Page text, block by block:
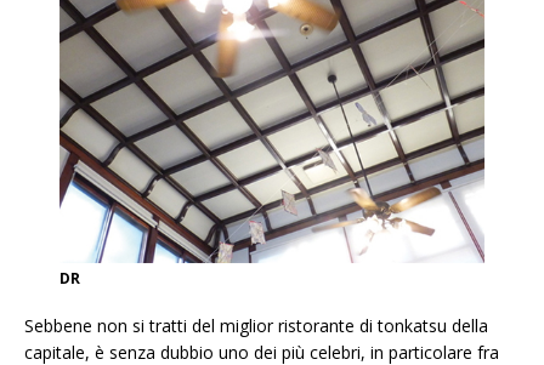
DR
Sebbene non si tratti del miglior ristorante di tonkatsu della
capitale, è senza dubbio uno dei più celebri, in particolare fra